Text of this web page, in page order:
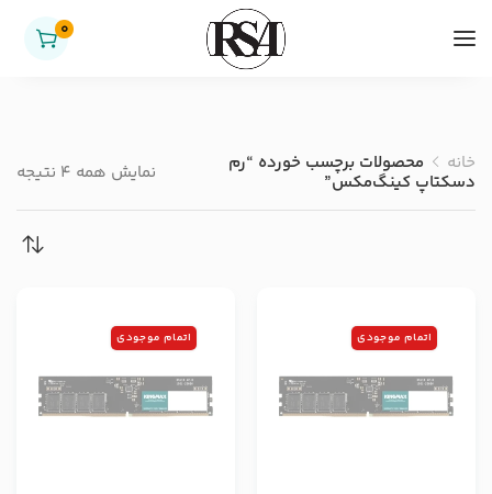
0
خانه محصولات برچسب خورده “رم
دسکتاپ کینگ‌مکس” نمایش همه 4 نتیجه
اتمام موجودی اتمام موجودی